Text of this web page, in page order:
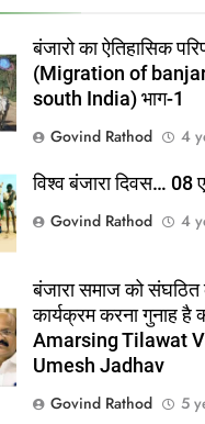
बंजारो का ऐतिहासिक
(Migration of
south India) भाग-1
Govind Rathod
4
विश्व बंजारा दिवस… 08
Govind Rathod
4
बंजारा समाज को
कार्यक्रम करना गुनाह है
Amarsing Tilawat
Umesh Jadhav
Govind Rathod
5